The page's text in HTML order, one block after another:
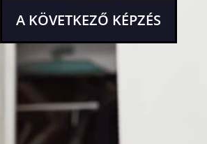
A KÖVETKEZŐ KÉPZÉS